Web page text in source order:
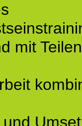
mit Teilen